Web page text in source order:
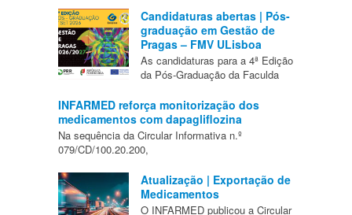
Candidaturas abertas | Pós-
graduação em Gestão de
Pragas – FMV ULisboa
As candidaturas para a 4ª Edição
da Pós-Graduação da Faculda
INFARMED reforça monitorização dos
medicamentos com dapagliflozina
Na sequência da Circular Informativa n.º
079/CD/100.20.200,
Atualização | Exportação de
Medicamentos
O INFARMED publicou a Circular